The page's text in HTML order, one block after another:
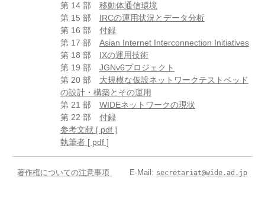
第 14 部 移動体通信環境
第 15 部 IRCの運用状況とデータ分析
第 16 部 付録
第 17 部 Asian Internet Interconnection Initiatives
第 18 部 IXの運用技術
第 19 部 JGNv6プロジェクト
第 20 部 大規模な仮設ネットワークテストベッド
の設計・構築とその運用
第 21 部 WIDEネットワークの現状
第 22 部 付録
参考文献 [ pdf ]
執筆者 [ pdf ]
著作権についての注意事項 E-Mail: secretariat@wide.ad.jp